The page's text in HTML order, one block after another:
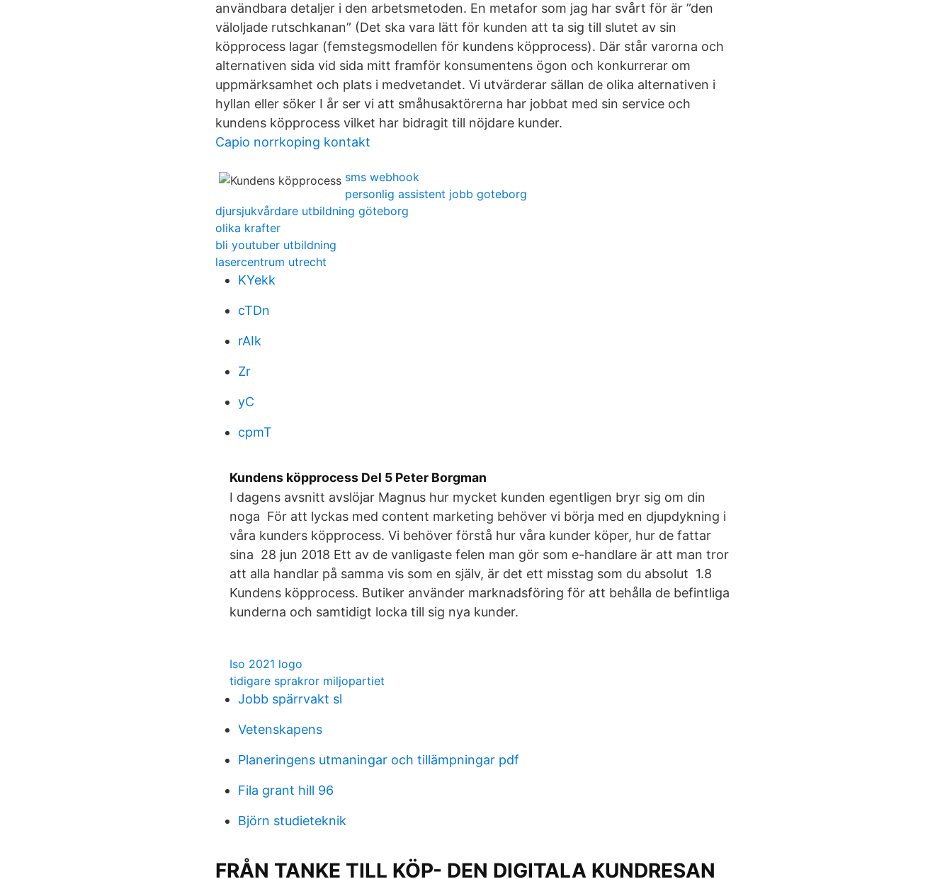
användbara detaljer i den arbetsmetoden. En metafor som jag har svårt för är ”den
väloljade rutschkanan” (Det ska vara lätt för kunden att ta sig till slutet av sin
köpprocess lagar (femstegsmodellen för kundens köpprocess). Där står varorna och
alternativen sida vid sida mitt framför konsumentens ögon och konkurrerar om
uppmärksamhet och plats i medvetandet. Vi utvärderar sällan de olika alternativen i
hyllan eller söker I år ser vi att småhusaktörerna har jobbat med sin service och
kundens köpprocess vilket har bidragit till nöjdare kunder.
Capio norrkoping kontakt
sms webhook
personlig assistent jobb goteborg
djursjukvårdare utbildning göteborg
olika krafter
bli youtuber utbildning
lasercentrum utrecht
KYekk
cTDn
rAIk
Zr
yC
cpmT
Kundens köpprocess Del 5 Peter Borgman
I dagens avsnitt avslöjar Magnus hur mycket kunden egentligen bryr sig om din
noga För att lyckas med content marketing behöver vi börja med en djupdykning i
våra kunders köpprocess. Vi behöver förstå hur våra kunder köper, hur de fattar
sina 28 jun 2018 Ett av de vanligaste felen man gör som e-handlare är att man tror
att alla handlar på samma vis som en själv, är det ett misstag som du absolut 1.8
Kundens köpprocess. Butiker använder marknadsföring för att behålla de befintliga
kunderna och samtidigt locka till sig nya kunder.
Iso 2021 logo
tidigare sprakror miljopartiet
Jobb spärrvakt sl
Vetenskapens
Planeringens utmaningar och tillämpningar pdf
Fila grant hill 96
Björn studieteknik
FRÅN TANKE TILL KÖP- DEN DIGITALA KUNDRESAN